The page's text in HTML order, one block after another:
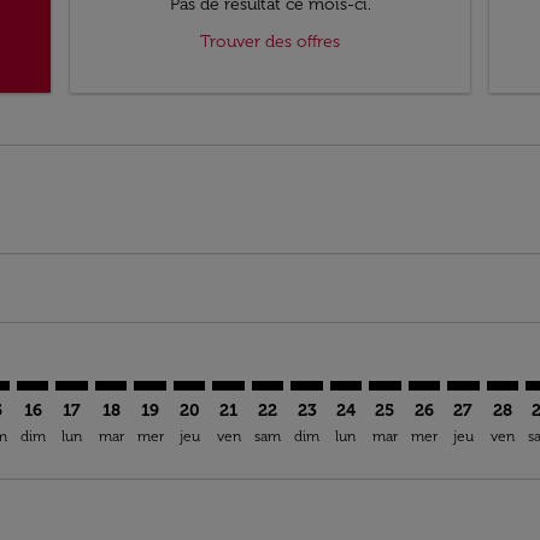
Pas de résultat ce mois-ci.
Trouver des offres
16
dim
17
lun
18
mar
NKC–IAD: cmp-view-offers-disclaimer.
19
mer
NKC–IAD: cmp-view-offers-disclaimer.
20
jeu
NKC–IAD: cmp-view-offers-
21
ven
NKC–IAD: cmp-view-offers-
22
sam
NKC–IAD: cmp-view-
23
dim
NKC–IAD: cmp-view-
24
lun
NKC–IAD: cmp-
25
mar
NKC–IAD:
26
mer
27
jeu
28
ven